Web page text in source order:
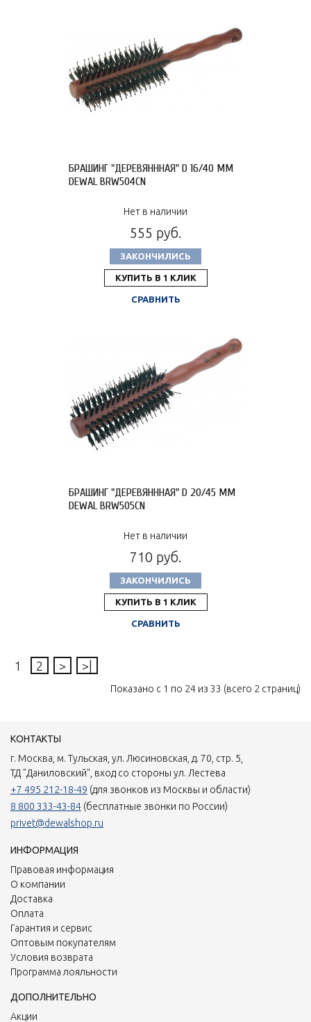
БРАШИНГ "ДЕРЕВЯНННАЯ" D 16/40 ММ
DEWAL BRW504CN
Нет в наличии
555 руб.
ЗАКОНЧИЛИСЬ
КУПИТЬ В 1 КЛИК
СРАВНИТЬ
БРАШИНГ "ДЕРЕВЯНННАЯ" D 20/45 ММ
DEWAL BRW505CN
Нет в наличии
710 руб.
ЗАКОНЧИЛИСЬ
КУПИТЬ В 1 КЛИК
СРАВНИТЬ
1 2 > >|
Показано с 1 по 24 из 33 (всего 2 страниц)
КОНТАКТЫ
г. Москва, м. Тульская, ул. Люсиновская, д. 70, стр. 5,
ТД "Даниловский", вход со стороны ул. Лестева
+7 495 212-18-49 (для звонков из Москвы и области)
8 800 333-43-84 (бесплатные звонки по России)
privet@dewalshop.ru
ИНФОРМАЦИЯ
Правовая информация
О компании
Доставка
Оплата
Гарантия и сервис
Оптовым покупателям
Условия возврата
Программа лояльности
ДОПОЛНИТЕЛЬНО
Акции